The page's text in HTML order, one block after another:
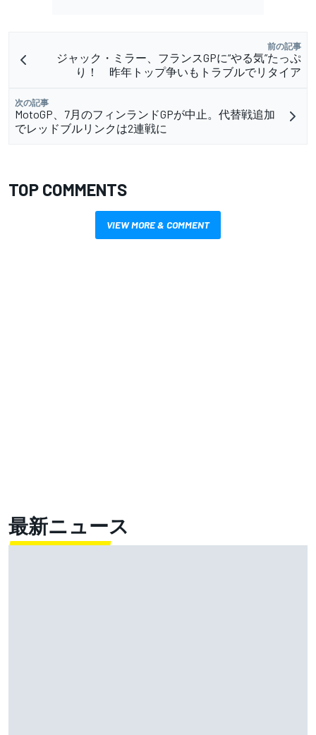
前の記事
ジャック・ミラー、フランスGPに“やる気”たっぷ
り！ 昨年トップ争いもトラブルでリタイア
次の記事
MotoGP、7月のフィンランドGPが中止。代替戦追加
でレッドブルリンクは2連戦に
TOP COMMENTS
VIEW MORE & COMMENT
最新ニュース